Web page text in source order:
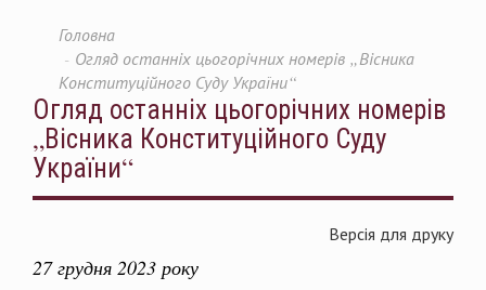
Головна
Огляд останніх цьогорічних номерів „Вісника
Конституційного Суду України“
Огляд останніх цьогорічних номерів
„Вісника Конституційного Суду
України“
Версія для друку
27 грудня 2023 року